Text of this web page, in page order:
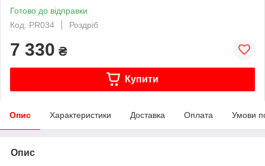
Готово до відправки
Код: PR034
Роздріб
7 330 ₴
Купити
Опис Характеристики Доставка Оплата Умови
Опис